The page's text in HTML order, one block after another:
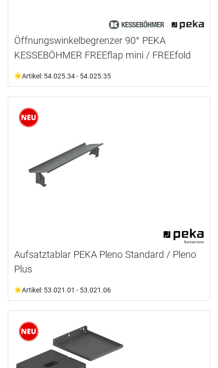
Öffnungswinkelbegrenzer 90° PEKA
KESSEBÖHMER FREEflap mini / FREEfold
Artikel: 54.025.34 - 54.025.35
Aufsatztablar PEKA Pleno Standard / Pleno
Plus
Artikel: 53.021.01 - 53.021.06